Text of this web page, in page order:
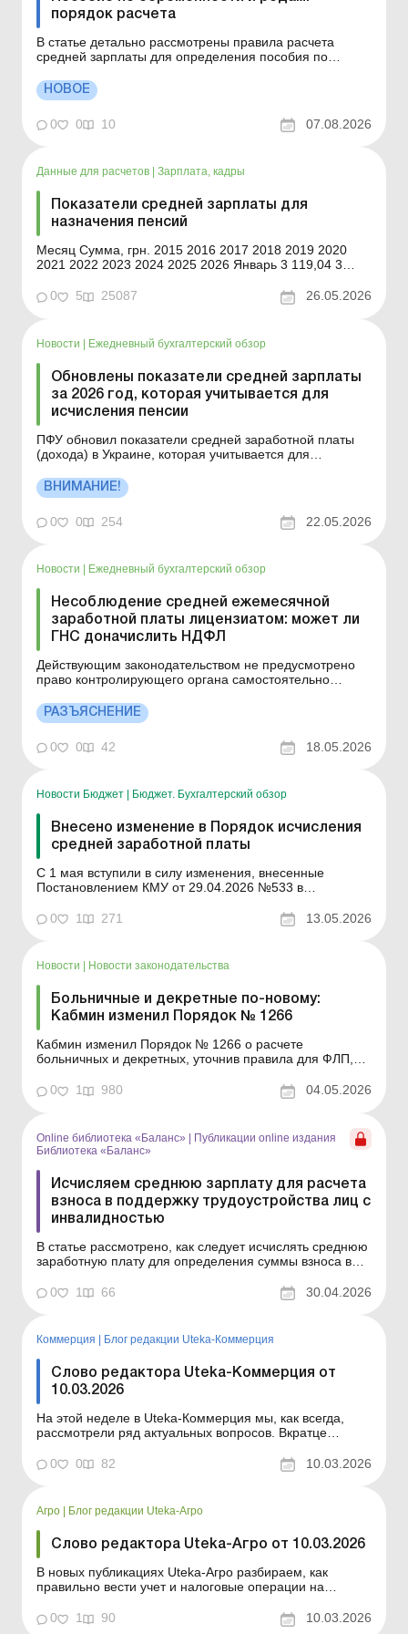
порядок расчета
В статье детально рассмотрены правила расчета
средней зарплаты для определения пособия по
важные нюансы. Как определить расчетный период
для декретных, если сотрудница работает меньше
может привести к донач...
НОВОЕ
0 0 10 07.08.2026
Данные для расчетов Зарплата, кадры
Показатели средней зарплаты для
назначения пенсий
Месяц Сумма, грн. 2015 2016 2017 2018 2019 2020
2021 2022 2023 2024 2025 2026 Январь 3 119,04 3
0
5 25087 26.05.2026
Новости | Ежедневный бухгалтерский обзор
Обновлены показатели средней зарплаты
за 2026 год, которая учитывается для
исчисления пенсии
ПФУ обновил показатели средней заработной платы
(дохода) в Украине, которая учитывается для
Показатели средней зарплаты для назначения пенсий
Минимальный страховой взнос и максимальная база
зара...
ВНИМАНИЕ!
0 0 254 22.05.2026
Новости | Ежедневный бухгалтерский обзор
Несоблюдение средней ежемесячной
заработной платы лицензиатом: может ли
ГНС доначислить НДФЛ
Действующим законодательством не предусмотрено
право контролирующего органа самостоятельно
обязательства по НДФЛ исключительно на основании
несоблюдения лицензиатом установленного
показателя средней заработной платы. Больше по
теме: Средняя зарплата для...
РАЗЪЯСНЕНИЕ
0 0 42 18.05.2026
Новости Бюджет Бюджет. Бухгалтерский обзор
Внесено изменение в Порядок исчисления
средней заработной платы
С 1 мая вступили в силу изменения, внесенные
Постановлением КМУ от 29.04.2026 №533 в
исчислении средней заработной платы (дохода,
денежного обеспечения) для расчета выплат по
платы (дохода, денежного д...
0 1 271 13.05.2026
Новости Новости законодательства
Больничные и декретные по-новому:
Кабмин изменил Порядок № 1266
Кабмин изменил Порядок № 1266 о расчете
больничных и декретных, уточнив правила для ФЛП,
Больше по теме: Больничные и декретные для
месяце, который исклю...
0 1 980 04.05.2026
Online библиотека «Баланс» | Публикации online издания
Библиотека «Баланс»
Исчисляем среднюю зарплату для расчета
взноса в поддержку трудоустройства лиц с
инвалидностью
В статье рассмотрено, как следует исчислять среднюю
заработную плату для определения суммы взноса в
согласно постановлению КМУ, утвержденному в
феврале 2026 года. Серия Библиотека «Баланс»
0 1 66 30.04.2026
Коммерция Блог редакции Uteka-Коммерция
Слово редактора Uteka-Коммерция от
10.03.2026
На этой неделе в Uteka-Коммерция мы, как всегда,
рассмотрели ряд актуальных вопросов. Вкратце
этой неделе в Uteka-Коммерция. Уважаемые коллеги!
Вкратце ознакомлю вас с темами статей,
Исчисляем среднюю...
0 0 82 10.03.2026
Агро Блог редакции Uteka-Агро
Слово редактора Uteka-Агро от 10.03.2026
В новых публикациях Uteka-Агро разбираем, как
правильно вести учет и налоговые операции на
расходов на экипаж и путевки для работников. Также
объясняем изменения в документообороте и правила
0 1 90 10.03.2026